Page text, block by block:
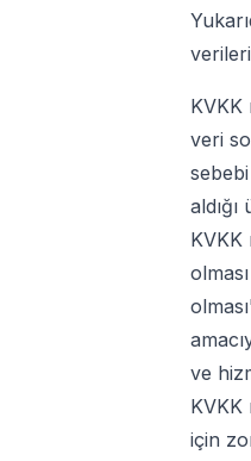
KVKK
veri
KVKK
ve
için